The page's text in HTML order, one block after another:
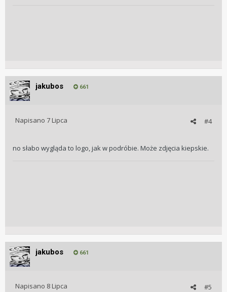
jakubos 661
#4
Napisano 7 Lipca
no słabo wygląda to logo, jak w podróbie. Może zdjęcia kiepskie.
jakubos 661
#5
Napisano 8 Lipca